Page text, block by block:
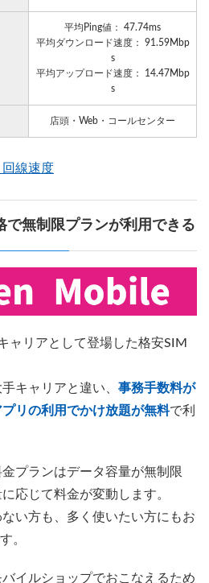
平均Ping値： 47.74ms
平均ダウンロード速度： 91.59Mbp
s
平均アップロード速度： 14.47Mbp
s
店頭・Web・コールセンター
線速度
で無制限プランが利用できる
ャリアとして登場した格安SIM
キャリアと違い、 事務手数料が
リの利用でかけ放題が無料で利
プランはデータ容量が無制限
応じて料金が変動します。
い方も、多く使いたい方にもお
。
イルショップでおこなえるため